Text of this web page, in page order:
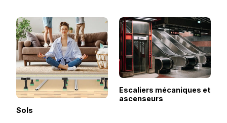
Sols
Escaliers mécaniques et
ascenseurs